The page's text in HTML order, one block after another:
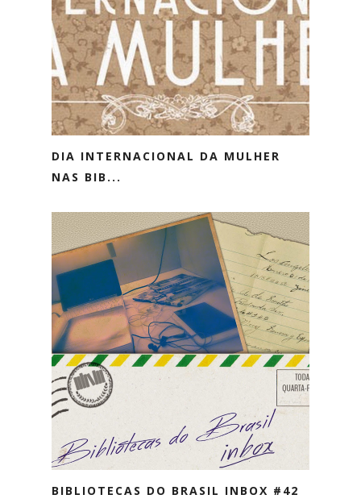
DIA INTERNACIONAL DA MULHER
NAS BIB...
BIBLIOTECAS DO BRASIL INBOX #42